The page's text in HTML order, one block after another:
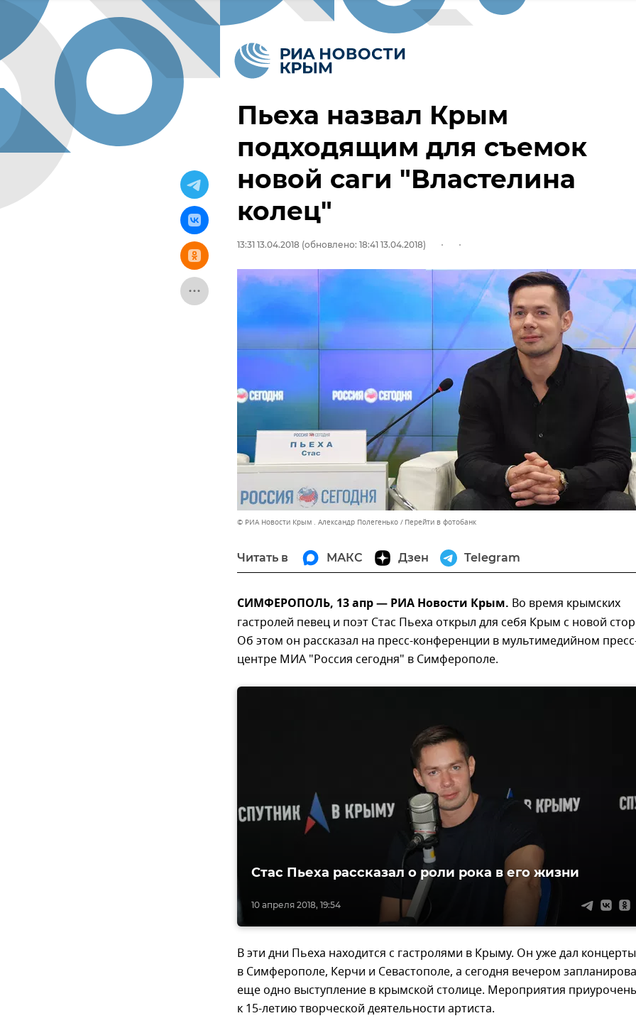
Пьеха назвал Крым
подходящим для съемок
новой саги "Властелина
колец"
13:31 13.04.2018 (обновлено: 18:41 13.04.2018)
© РИА Новости Крым . Александр Полегенько Перейти в фотобанк
Читать в МАКС Дзен Telegram
СИМФЕРОПОЛЬ, 13 апр — РИА Новости Крым. Во время крымских
гастролей певец и поэт Стас Пьеха открыл для себя Крым с новой
Об этом он рассказал на пресс-конференции в мультимедийном
центре МИА "Россия сегодня" в Симферополе.
10 апреля 2018, 19:54
Стас Пьеха рассказал о роли рока в его жизни
В эти дни Пьеха находится с гастролями в Крыму. Он уже дал концерты
в Симферополе, Керчи и Севастополе, а сегодня вечером
еще одно выступление в крымской столице. Мероприятия
к 15-летию творческой деятельности артиста.